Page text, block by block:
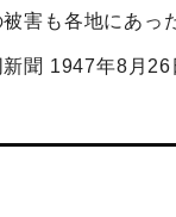
害も各地にあっ
新聞 1947年8月26